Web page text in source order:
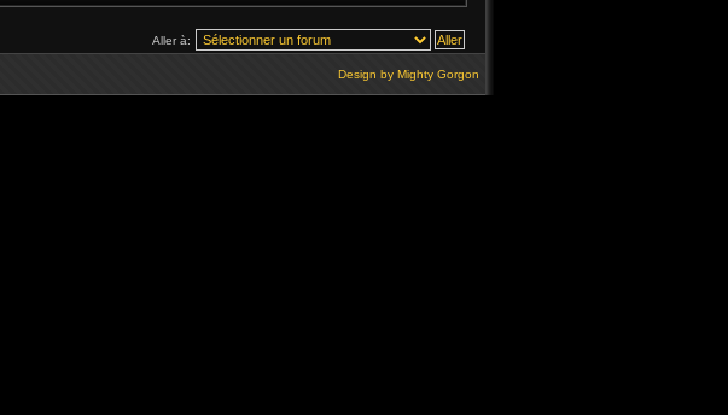
Aller à:
Design by Mighty Gorgon